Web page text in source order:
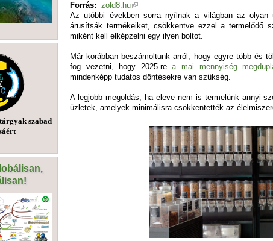
szabad
Forrás: zold8.hu
Az utóbbi években sorra nyílnak a világban az olyan
árusítsák termékeiket, csökkentve ezzel a termelődő
miként kell elképzelni egy ilyen boltot.
Már korábban beszámoltunk arról, hogy egyre több és
fog vezetni, hogy 2025-rea mai mennyiség
mindenképp tudatos döntésekre van szükség.
A legjobb megoldás, ha eleve nem is termelünk annyi
üzletek, amelyek minimálisra csökkentették az